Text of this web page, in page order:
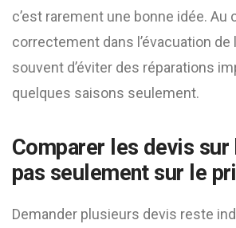
c’est rarement une bonne idée. Au
correctement dans l’évacuation de
souvent d’éviter des réparations
quelques saisons seulement.
Comparer les devis sur
pas seulement sur le
Demander plusieurs devis reste